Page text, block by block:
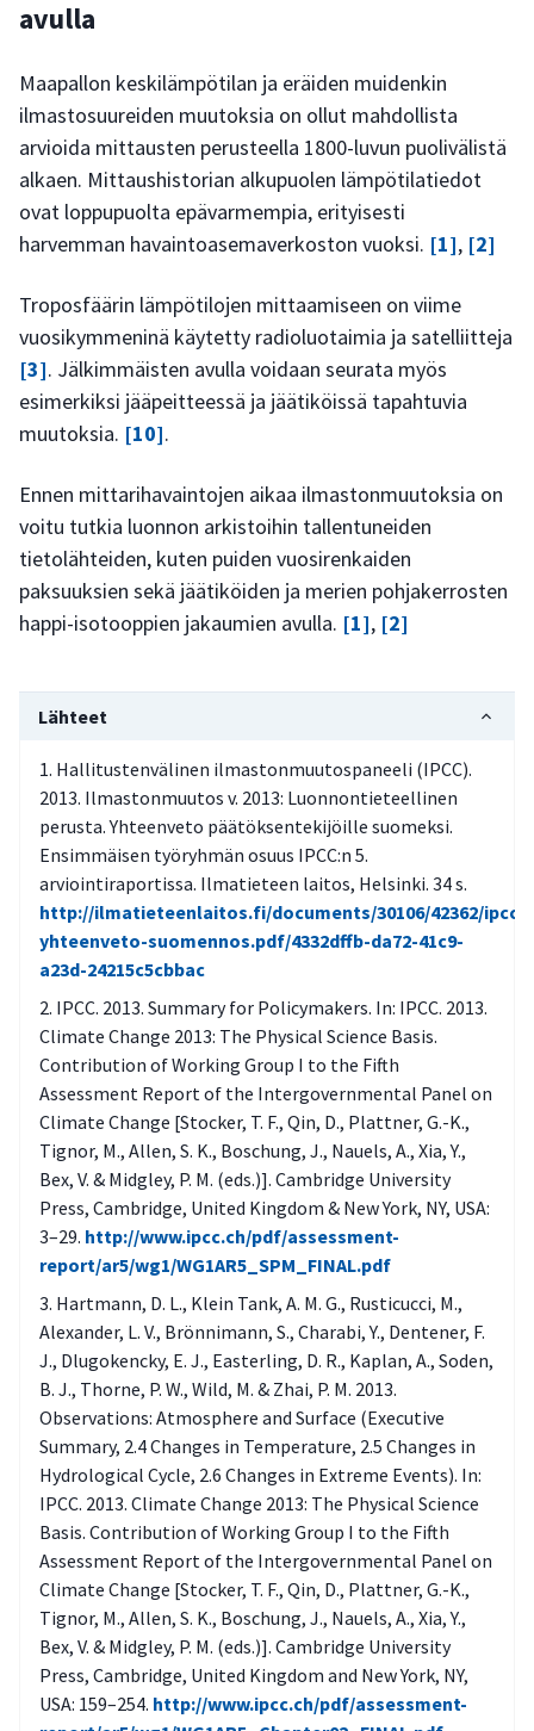
avulla
Maapallon keskilämpötilan ja eräiden muidenkin
ilmastosuureiden muutoksia on ollut mahdollista
arvioida mittausten perusteella 1800-luvun puolivälistä
alkaen. Mittaushistorian alkupuolen lämpötilatiedot
ovat loppupuolta epävarmempia, erityisesti
harvemman havaintoasemaverkoston vuoksi. [1], [2]
Troposfäärin lämpötilojen mittaamiseen on viime
vuosikymmeninä käytetty radioluotaimia ja satelliitteja
[3]. Jälkimmäisten avulla voidaan seurata myös
esimerkiksi jääpeitteessä ja jäätiköissä tapahtuvia
muutoksia. [10].
Ennen mittarihavaintojen aikaa ilmastonmuutoksia on
voitu tutkia luonnon arkistoihin tallentuneiden
tietolähteiden, kuten puiden vuosirenkaiden
paksuuksien sekä jäätiköiden ja merien pohjakerrosten
happi-isotooppien jakaumien avulla. [1], [2]
Lähteet
Hallitustenvälinen ilmastonmuutospaneeli (IPCC).
2013. Ilmastonmuutos v. 2013: Luonnontieteellinen
perusta. Yhteenveto päätöksentekijöille suomeksi.
Ensimmäisen työryhmän osuus IPCC:n 5.
arviointiraportissa. Ilmatieteen laitos, Helsinki. 34 s.
http://ilmatieteenlaitos.fi/documents/30106/42362/ipcc5-
yhteenveto-suomennos.pdf/4332dffb-da72-41c9-
a23d-24215c5cbbac
IPCC. 2013. Summary for Policymakers. In: IPCC. 2013.
Climate Change 2013: The Physical Science Basis.
Contribution of Working Group I to the Fifth
Assessment Report of the Intergovernmental Panel on
Climate Change [Stocker, T. F., Qin, D., Plattner, G.-K.,
Tignor, M., Allen, S. K., Boschung, J., Nauels, A., Xia, Y.,
Bex, V. & Midgley, P. M. (eds.)]. Cambridge University
Press, Cambridge, United Kingdom & New York, NY, USA:
3–29. http://www.ipcc.ch/pdf/assessment-
report/ar5/wg1/WG1AR5_SPM_FINAL.pdf
Hartmann, D. L., Klein Tank, A. M. G., Rusticucci, M.,
Alexander, L. V., Brönnimann, S., Charabi, Y., Dentener, F.
J., Dlugokencky, E. J., Easterling, D. R., Kaplan, A., Soden,
B. J., Thorne, P. W., Wild, M. & Zhai, P. M. 2013.
Observations: Atmosphere and Surface (Executive
Summary, 2.4 Changes in Temperature, 2.5 Changes in
Hydrological Cycle, 2.6 Changes in Extreme Events). In:
IPCC. 2013. Climate Change 2013: The Physical Science
Basis. Contribution of Working Group I to the Fifth
Assessment Report of the Intergovernmental Panel on
Climate Change [Stocker, T. F., Qin, D., Plattner, G.-K.,
Tignor, M., Allen, S. K., Boschung, J., Nauels, A., Xia, Y.,
Bex, V. & Midgley, P. M. (eds.)]. Cambridge University
Press, Cambridge, United Kingdom and New York, NY,
USA: 159–254. http://www.ipcc.ch/pdf/assessment-